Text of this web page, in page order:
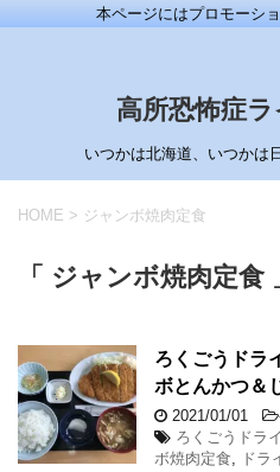
本ページにはプロモーシ
高所恐怖症
いつかは北海道、いつか
HOME > ジャンボ焼肉定食
「 ジャンボ焼肉定食
ろくごうドラ
ボとんかつ＆
2021/01/01
ろくごうドラ
ボ焼肉定食
ドラ